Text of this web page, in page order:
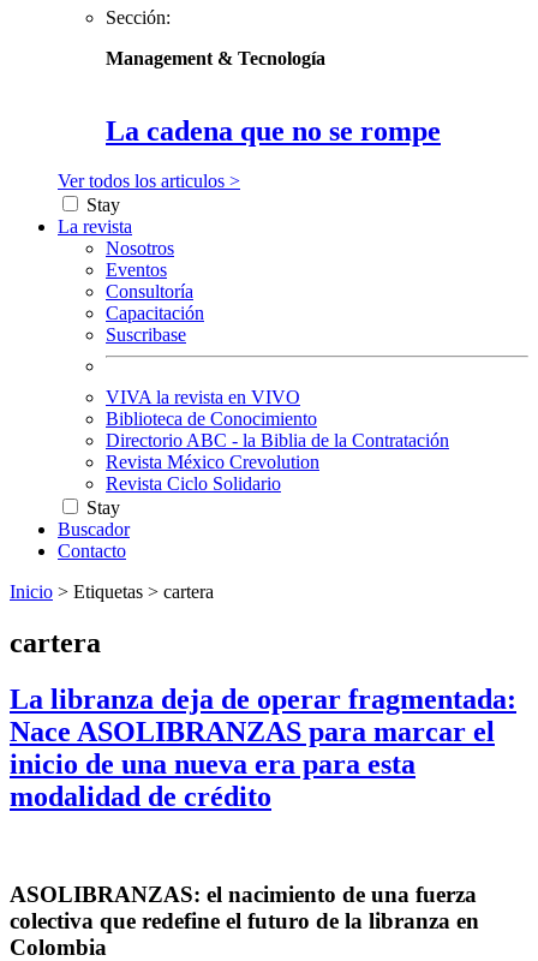
Sección:
Management & Tecnología
La cadena que no se rompe
Ver todos los articulos >
Stay
La revista
Nosotros
Eventos
Consultoría
Capacitación
Suscribase
VIVA la revista en VIVO
Biblioteca de Conocimiento
Directorio ABC - la Biblia de la Contratación
Revista México Crevolution
Revista Ciclo Solidario
Stay
Buscador
Contacto
Inicio > Etiquetas > cartera
cartera
La libranza deja de operar fragmentada:
Nace ASOLIBRANZAS para marcar el
inicio de una nueva era para esta
modalidad de crédito
ASOLIBRANZAS: el nacimiento de una fuerza
colectiva que redefine el futuro de la libranza en
Colombia